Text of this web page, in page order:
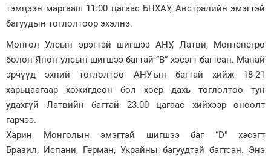
тэмцээн маргааш 11:00 цагаас БНХАУ, Австралийн эмэгтэй
багуудын тоглолтоор эхэлнэ.
Монгол Улсын эрэгтэй шигшээ АНУ, Латви, Монтенегро
болон Япон улсын шигшээ багтай “В” хэсэгт багтсан. Манай
эрчүүд эхний тоглолтоо АНУ-ын багтай хийж 18-21
харьцаагаар хожигдсон бол хоёр дахь тоглолтоо тун
удахгүй Латвийн багтай 23.00 цагаас хийхээр оноолт
гарчээ.
Харин Монголын эмэгтэй шигшээ баг “D” хэсэгт
Бразил, Испани, Герман, Украйны багуудтай багтсан. Энэ